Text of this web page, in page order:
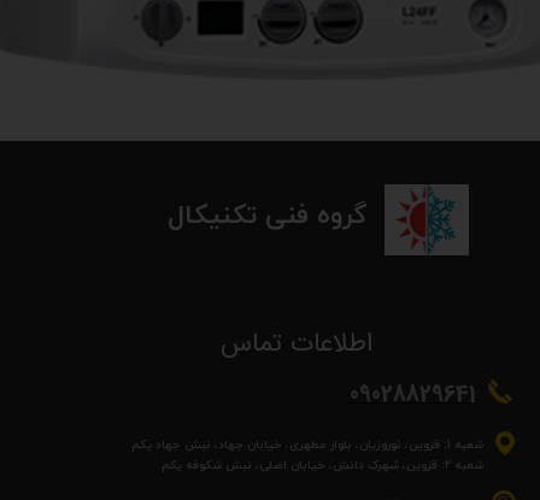
​گروه فنی تکنیکال
اطلاعات تماس
09028829641
شعبه 1: قزوین، نوروزیان، بلوار مطهری، خیابان جهاد، نبش جهاد یکم
شعبه 2: قزوین، شهرک دانش، خیابان اصلی، نبش شکوفه یکم​​​​​​​​​​​​​​